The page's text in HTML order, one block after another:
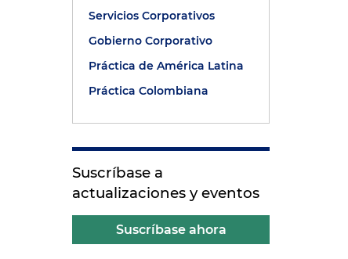
Servicios Corporativos
Gobierno Corporativo
Práctica de América Latina
Práctica Colombiana
Suscríbase a
actualizaciones y eventos
Suscríbase ahora